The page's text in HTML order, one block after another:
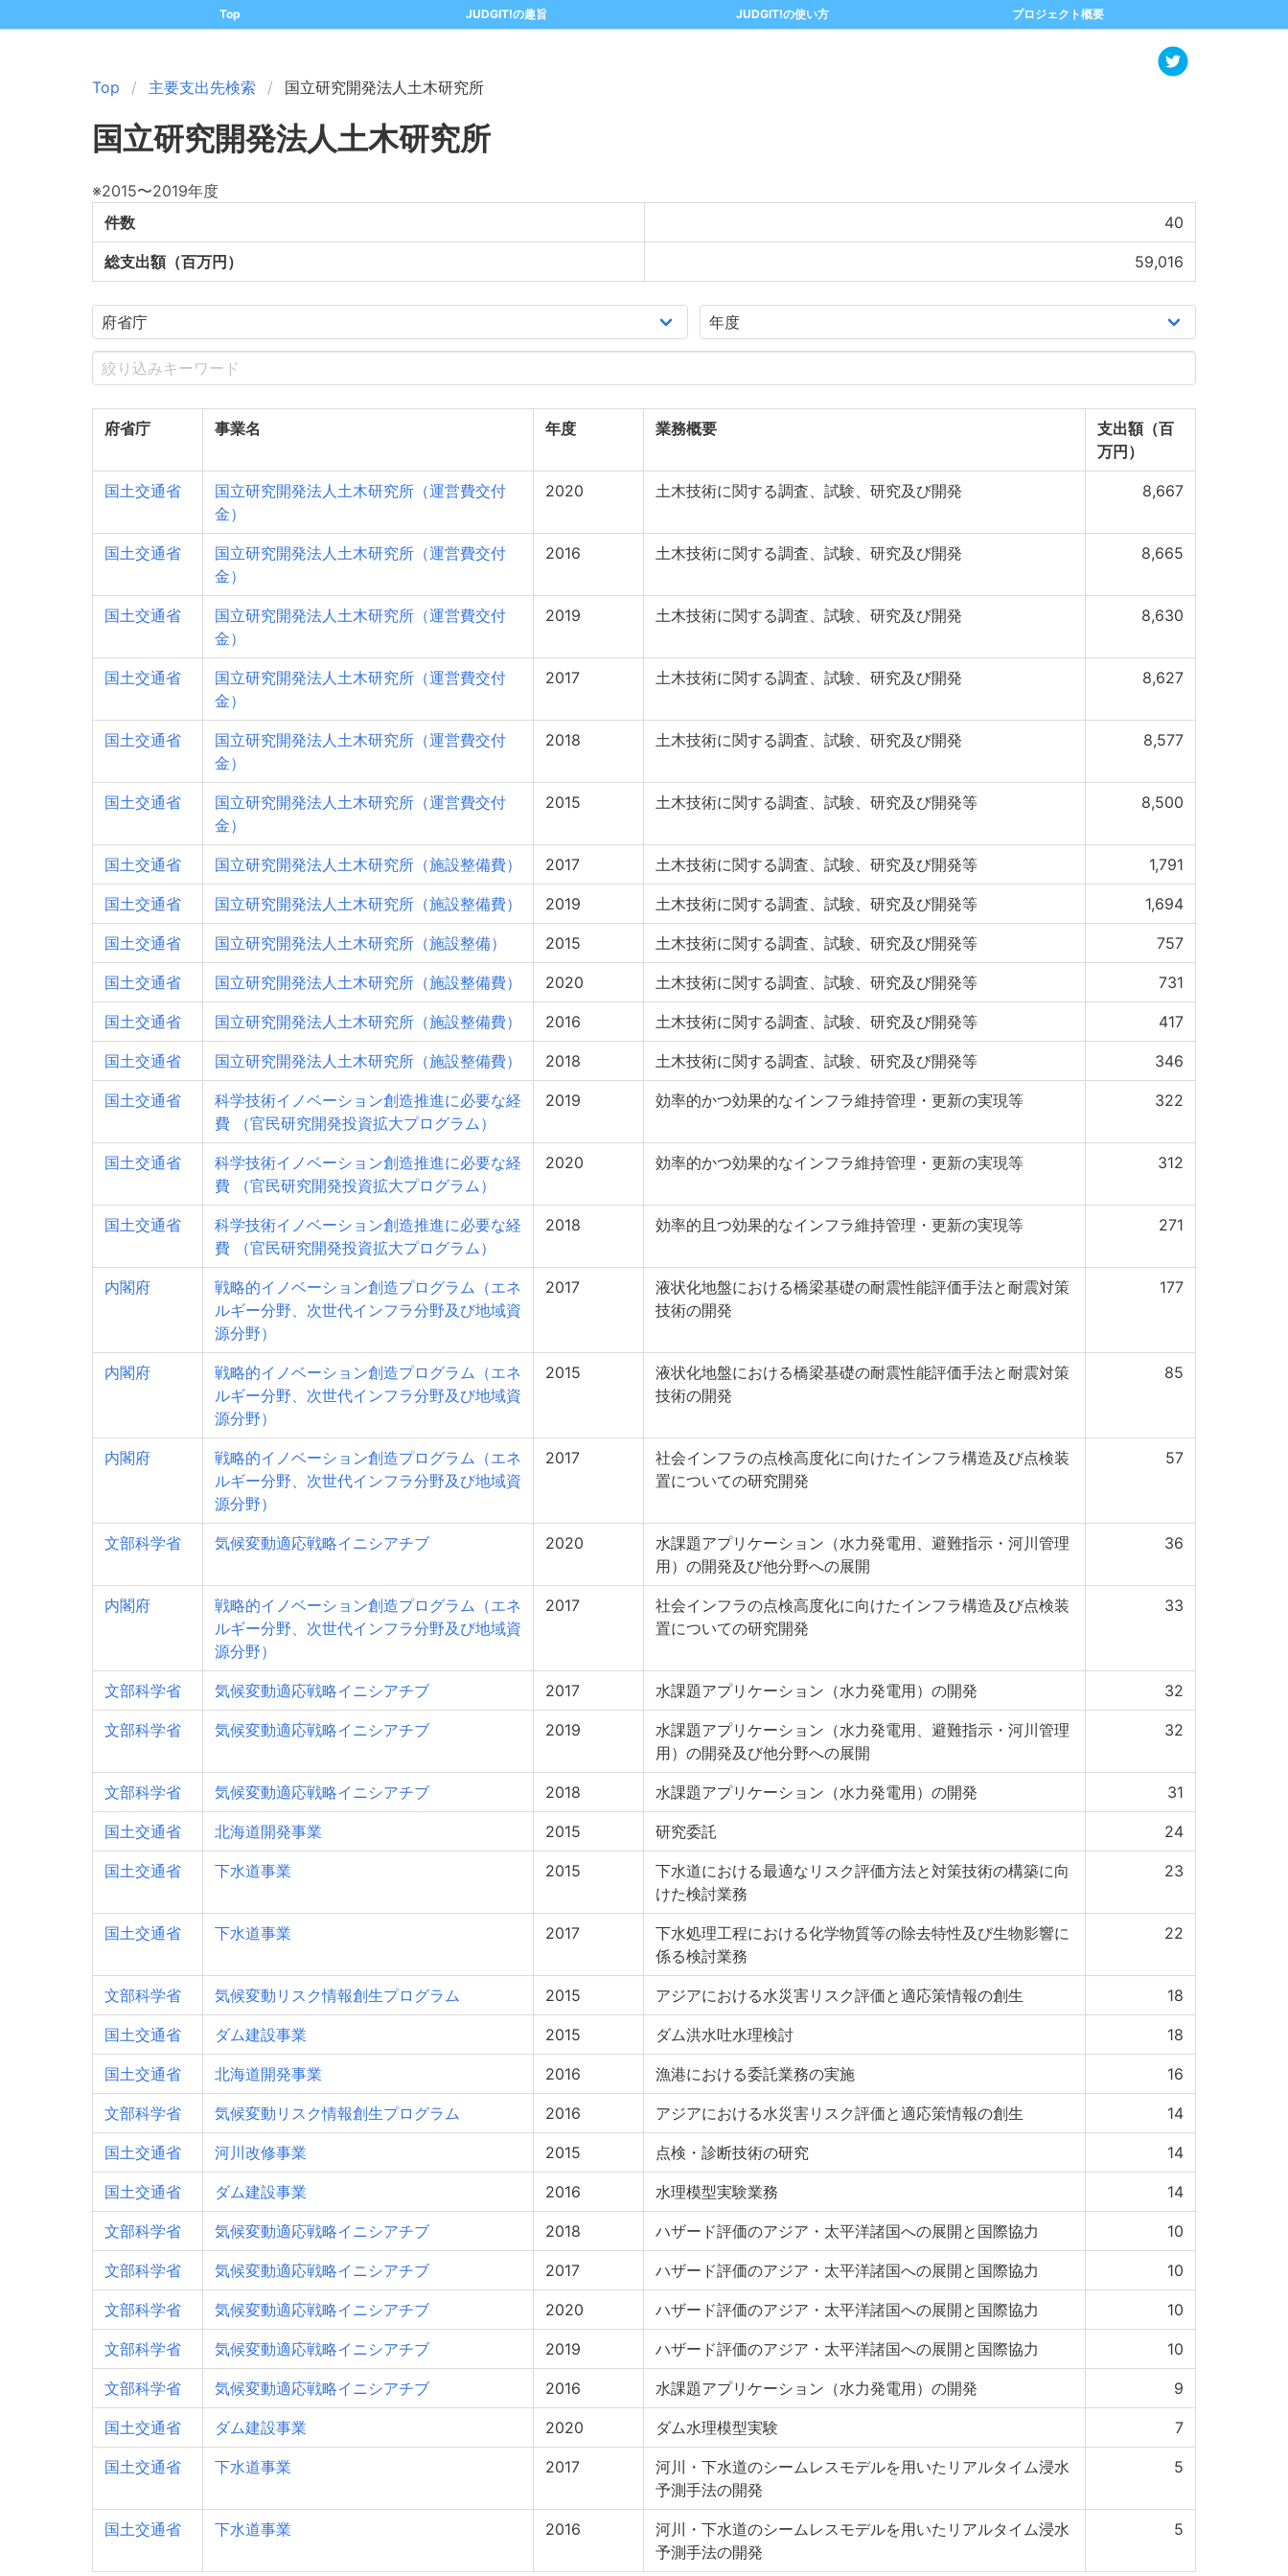
Top JUDGIT!の趣旨 JUDGIT!の使い方 プロジェクト概要
Top 主要支出先検索 国立研究開発法人土木研究所
国立研究開発法人土木研究所
※2015〜2019年度
件数
40
総支出額（百万円） 59,016
府省庁 事業名 年度 業務概要
支出額（百
万円）
国土交通省
国立研究開発法人土木研究所（運営費交付
金）
2020 土木技術に関する調査、試験、研究及び開発 8,667
国土交通省
国立研究開発法人土木研究所（運営費交付
金）
2016 土木技術に関する調査、試験、研究及び開発 8,665
国土交通省
国立研究開発法人土木研究所（運営費交付
金）
2019 土木技術に関する調査、試験、研究及び開発 8,630
国土交通省
国立研究開発法人土木研究所（運営費交付
金）
2017 土木技術に関する調査、試験、研究及び開発 8,627
国土交通省
国立研究開発法人土木研究所（運営費交付
金）
2018 土木技術に関する調査、試験、研究及び開発 8,577
国土交通省
国立研究開発法人土木研究所（運営費交付
金）
2015 土木技術に関する調査、試験、研究及び開発等 8,500
国土交通省 国立研究開発法人土木研究所（施設整備費） 2017 土木技術に関する調査、試験、研究及び開発等 1,791
国土交通省 国立研究開発法人土木研究所（施設整備費） 2019 土木技術に関する調査、試験、研究及び開発等 1,694
国土交通省 国立研究開発法人土木研究所（施設整備） 2015 土木技術に関する調査、試験、研究及び開発等 757
国土交通省 国立研究開発法人土木研究所（施設整備費） 2020 土木技術に関する調査、試験、研究及び開発等 731
国土交通省 国立研究開発法人土木研究所（施設整備費） 2016 土木技術に関する調査、試験、研究及び開発等 417
国土交通省 国立研究開発法人土木研究所（施設整備費） 2018 土木技術に関する調査、試験、研究及び開発等 346
国土交通省
科学技術イノベーション創造推進に必要な経
費 （官民研究開発投資拡大プログラム）
2019 効率的かつ効果的なインフラ維持管理・更新の実現等 322
国土交通省
科学技術イノベーション創造推進に必要な経
費 （官民研究開発投資拡大プログラム）
2020 効率的かつ効果的なインフラ維持管理・更新の実現等 312
国土交通省
科学技術イノベーション創造推進に必要な経
費 （官民研究開発投資拡大プログラム）
2018 効率的且つ効果的なインフラ維持管理・更新の実現等 271
内閣府
戦略的イノベーション創造プログラム（エネ
ルギー分野、次世代インフラ分野及び地域資
源分野）
2017
液状化地盤における橋梁基礎の耐震性能評価手法と耐震対策
技術の開発
177
内閣府
戦略的イノベーション創造プログラム（エネ
ルギー分野、次世代インフラ分野及び地域資
源分野）
2015
液状化地盤における橋梁基礎の耐震性能評価手法と耐震対策
技術の開発
85
内閣府
戦略的イノベーション創造プログラム（エネ
ルギー分野、次世代インフラ分野及び地域資
源分野）
2017
社会インフラの点検高度化に向けたインフラ構造及び点検装
置についての研究開発
57
文部科学省 気候変動適応戦略イニシアチブ 2020
水課題アプリケーション（水力発電用、避難指示・河川管理
用）の開発及び他分野への展開
36
内閣府
戦略的イノベーション創造プログラム（エネ
ルギー分野、次世代インフラ分野及び地域資
源分野）
2017
社会インフラの点検高度化に向けたインフラ構造及び点検装
置についての研究開発
33
文部科学省 気候変動適応戦略イニシアチブ 2017 水課題アプリケーション（水力発電用）の開発 32
文部科学省 気候変動適応戦略イニシアチブ 2019
水課題アプリケーション（水力発電用、避難指示・河川管理
用）の開発及び他分野への展開
32
文部科学省 気候変動適応戦略イニシアチブ 2018 水課題アプリケーション（水力発電用）の開発 31
国土交通省 北海道開発事業 2015 研究委託 24
国土交通省 下水道事業 2015
下水道における最適なリスク評価方法と対策技術の構築に向
けた検討業務
23
国土交通省 下水道事業 2017
下水処理工程における化学物質等の除去特性及び生物影響に
係る検討業務
22
文部科学省 気候変動リスク情報創生プログラム 2015 アジアにおける水災害リスク評価と適応策情報の創生 18
国土交通省 ダム建設事業 2015 ダム洪水吐水理検討 18
国土交通省 北海道開発事業 2016 漁港における委託業務の実施 16
文部科学省 気候変動リスク情報創生プログラム 2016 アジアにおける水災害リスク評価と適応策情報の創生 14
国土交通省 河川改修事業 2015 点検・診断技術の研究 14
国土交通省 ダム建設事業 2016 水理模型実験業務 14
文部科学省 気候変動適応戦略イニシアチブ 2018 ハザード評価のアジア・太平洋諸国への展開と国際協力 10
文部科学省 気候変動適応戦略イニシアチブ 2017 ハザード評価のアジア・太平洋諸国への展開と国際協力 10
文部科学省 気候変動適応戦略イニシアチブ 2020 ハザード評価のアジア・太平洋諸国への展開と国際協力 10
文部科学省 気候変動適応戦略イニシアチブ 2019 ハザード評価のアジア・太平洋諸国への展開と国際協力 10
文部科学省 気候変動適応戦略イニシアチブ 2016 水課題アプリケーション（水力発電用）の開発 9
国土交通省 ダム建設事業 2020 ダム水理模型実験 7
国土交通省 下水道事業 2017
河川・下水道のシームレスモデルを用いたリアルタイム浸水
予測手法の開発
5
国土交通省 下水道事業 2016
河川・下水道のシームレスモデルを用いたリアルタイム浸水
予測手法の開発
5